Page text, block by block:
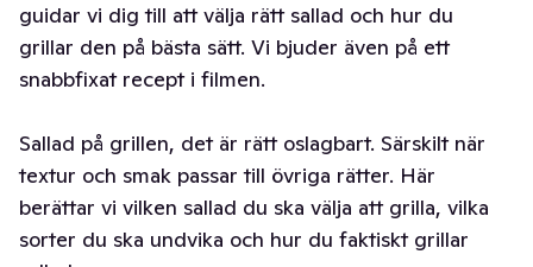
guidar vi dig till att välja rätt sallad och hur du
grillar den på bästa sätt. Vi bjuder även på ett
snabbfixat recept i filmen.
Sallad på grillen, det är rätt oslagbart. Särskilt när
textur och smak passar till övriga rätter. Här
berättar vi vilken sallad du ska välja att grilla, vilka
sorter du ska undvika och hur du faktiskt grillar